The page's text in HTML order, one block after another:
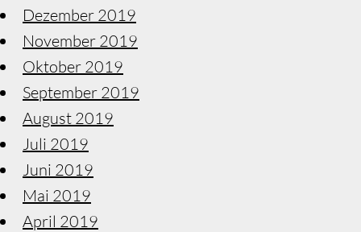
Dezember 2019
November 2019
Oktober 2019
September 2019
August 2019
Juli 2019
Juni 2019
Mai 2019
April 2019